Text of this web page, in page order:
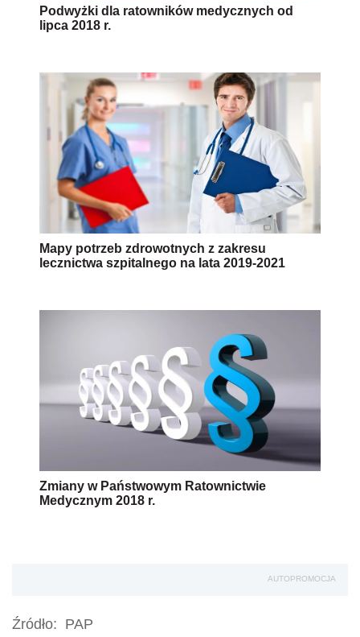
Podwyżki dla ratowników medycznych od
lipca 2018 r.
Mapy potrzeb zdrowotnych z zakresu
lecznictwa szpitalnego na lata 2019-2021
Zmiany w Państwowym Ratownictwie
Medycznym 2018 r.
AUTOPROMOCJA
Źródło: PAP